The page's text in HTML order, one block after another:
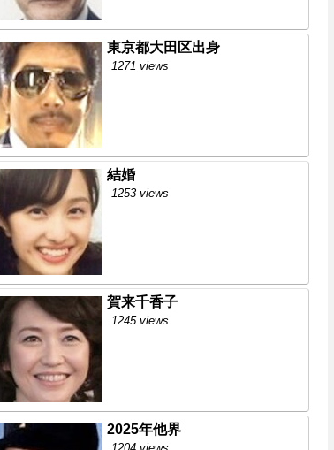
東京都大田区出身
1271 views
結婚
1253 views
賀来千香子
1245 views
2025年他界
1204 views